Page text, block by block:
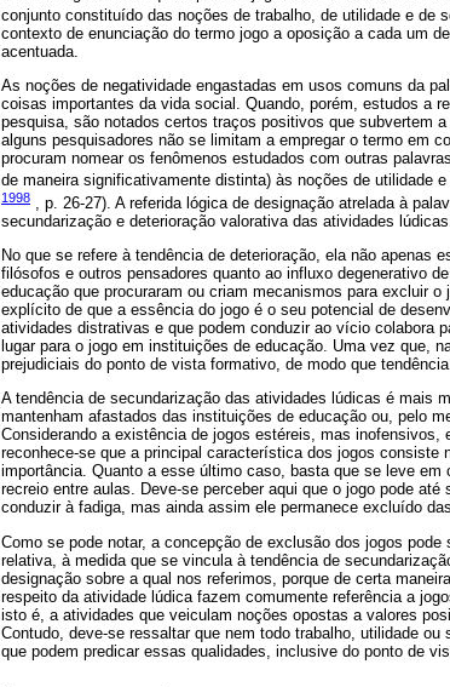
conjunto constituído das noções de trabalho, de utilidade e de
contexto de enunciação do termo jogo a oposição a cada um
acentuada.
As noções de negatividade engastadas em usos comuns da
coisas importantes da vida social. Quando, porém, estudos a
pesquisa, são notados certos traços positivos que subvertem
alguns pesquisadores não se limitam a empregar o termo em
procuram nomear os fenômenos estudados com outras
de maneira significativamente distinta) às noções de utilidade
1998 , p. 26-27). A referida lógica de designação atrelada à
secundarização e deterioração valorativa das atividades
No que se refere à tendência de deterioração, ela não apenas
filósofos e outros pensadores quanto ao influxo degenerativo
educação que procuraram ou criam mecanismos para excluir
explícito de que a essência do jogo é o seu potencial de
atividades distrativas e que podem conduzir ao vício colabora
lugar para o jogo em instituições de educação. Uma vez que,
prejudiciais do ponto de vista formativo, de modo que
A tendência de secundarização das atividades lúdicas é mais
mantenham afastados das instituições de educação ou, pelo
Considerando a existência de jogos estéreis, mas
reconhece-se que a principal característica dos jogos
importância. Quanto a esse último caso, basta que se leve
recreio entre aulas. Deve-se perceber aqui que o jogo pode
conduzir à fadiga, mas ainda assim ele permanece excluído
Como se pode notar, a concepção de exclusão dos jogos
relativa, à medida que se vincula à tendência de
designação sobre a qual nos referimos, porque de certa
respeito da atividade lúdica fazem comumente referência a
isto é, a atividades que veiculam noções opostas a valores
Contudo, deve-se ressaltar que nem todo trabalho, utilidade
que podem predicar essas qualidades, inclusive do ponto de